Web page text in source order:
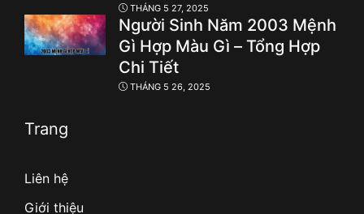
THÁNG 5 27, 2025
Người Sinh Năm 2003 Mệnh
Gì Hợp Màu Gì – Tổng Hợp
Chi Tiết
THÁNG 5 26, 2025
Trang
Liên hệ
Giới thiệu